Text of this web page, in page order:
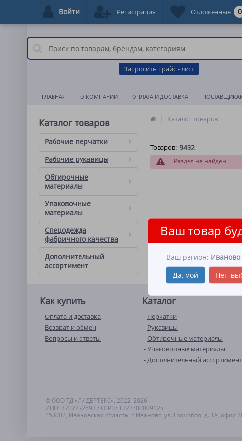
Запросить прайс - лист
Ваш товар
Ваш регион: Иваново
Да, мой
Нет,
ГЛАВНАЯ О КОМПАНИИ ОПЛАТА И ДОСТАВКА
Каталог товаров
Рабочие перчатки
Рабочие рукавицы
Обтирочные
материалы
Упаковочные
материалы
Спецодежда
фабричного качества
Дополнительный
ассортимент
Каталог товаров
Товаров: 9492
Раздел не найден
Как купить
Оплата и доставка
Возврат и обмен
Вопросы и ответы
Каталог
Перчатки
Рукавицы
Обтирочные материалы
Упаковочные материалы
Дополнительный ассортимент
© ООО ТД «ЛИДЕРТЕКС», 2022–2026
ИНН: 3702272593 / ОГРН: 1223700009125
153002, Ивановская область, г. Иваново, ул. Громобоя, д. 1А, офис
Войти Регистрация Отложенные 0